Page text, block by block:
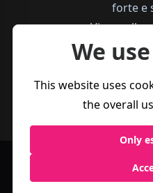
forte e
Vive
Business
We
This website uses
the overall
Only